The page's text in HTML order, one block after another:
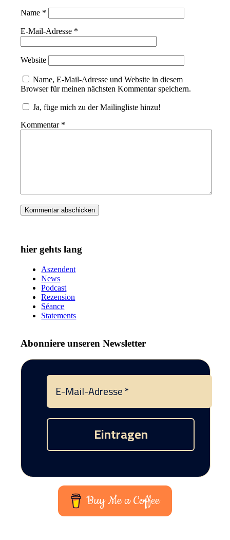
Name *
E-Mail-Adresse *
Website
Name, E-Mail-Adresse und Website in diesem
Browser für meinen nächsten Kommentar speichern.
Ja, füge mich zu der Mailingliste hinzu!
Kommentar *
hier gehts lang
Aszendent
News
Podcast
Rezension
Séance
Statements
Abonniere unseren Newsletter
Buy Me a Coffee